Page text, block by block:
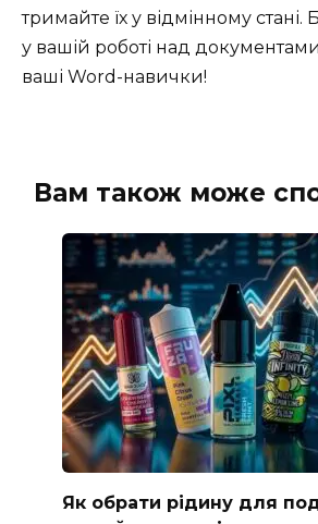
тримайте їх у відмінному стані.
у вашій роботі над
ваші Word-навички!
Вам також може
Як обрати рідину для